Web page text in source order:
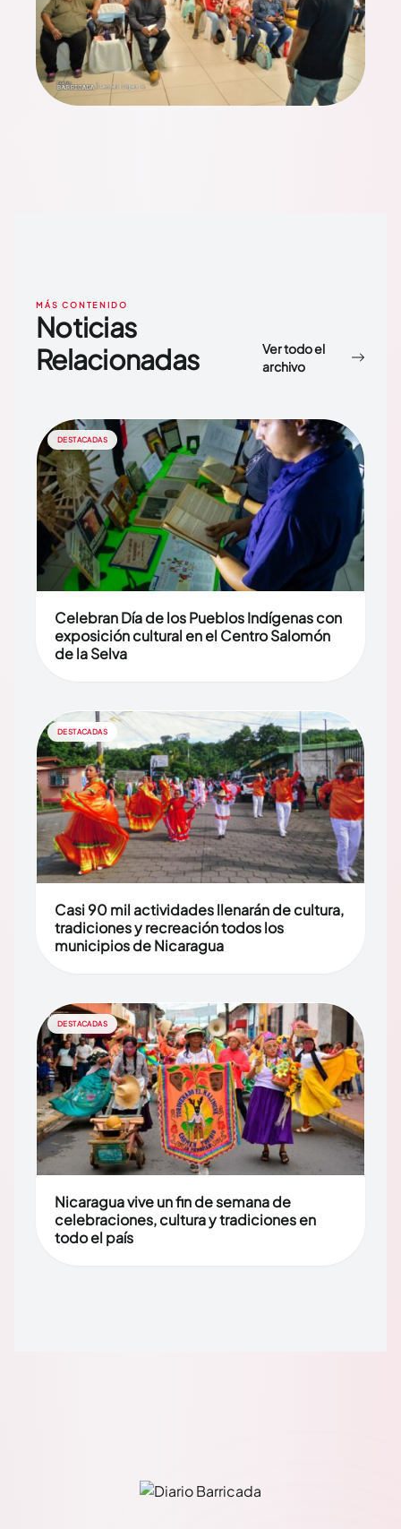
MÁS CONTENIDO
Noticias
Relacionadas
Ver todo el
archivo
DESTACADAS
Celebran Día de los Pueblos Indígenas con
exposición cultural en el Centro Salomón
de la Selva
DESTACADAS
Casi 90 mil actividades llenarán de cultura,
tradiciones y recreación todos los
municipios de Nicaragua
DESTACADAS
Nicaragua vive un fin de semana de
celebraciones, cultura y tradiciones en
todo el país